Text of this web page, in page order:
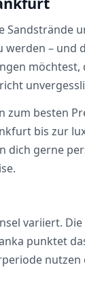
– und
möchtest,
besten
bis zur
gerne
variiert.
punktet